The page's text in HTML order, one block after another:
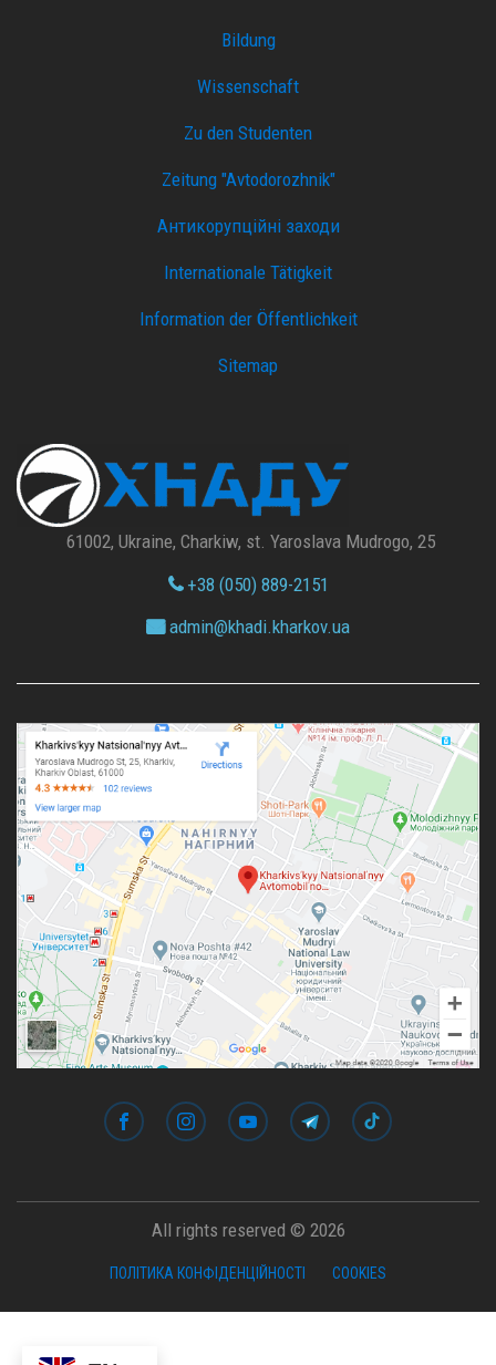
Bildung
Wissenschaft
Zu den Studenten
Zeitung "Avtodorozhnik"
Антикорупційні заходи
Internationale Tätigkeit
Information der Öffentlichkeit
Sitemap
61002, Ukraine, Charkiw, st. Yaroslava Mudrogo, 25
+38 (050) 889-2151
admin@khadi.kharkov.ua
All rights reserved © 2026
ПОЛІТИКА КОНФІДЕНЦІЙНОСТІ COOKIES